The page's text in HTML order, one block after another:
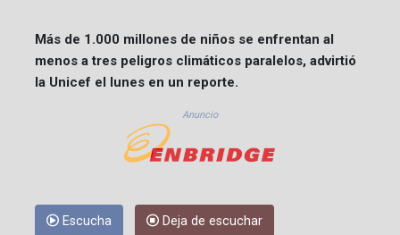
Más de 1.000 millones de niños se enfrentan al
menos a tres peligros climáticos paralelos, advirtió
la Unicef el lunes en un reporte.
Anuncio
Escucha Deja de escuchar